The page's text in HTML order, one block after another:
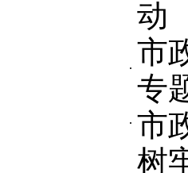
动
市
专
市
树